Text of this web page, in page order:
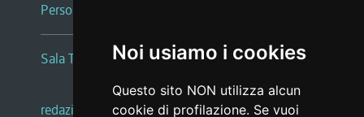
Noi usiamo i cookies
Questo sito NON utilizza alcun
cookie di profilazione. Se vuoi
Persone e Uffici
Sala Tiziano Tessitori
redazione web |note legali |glossario